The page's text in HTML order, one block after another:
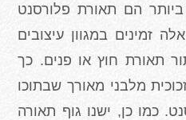
הם תאורת פלורסנט
זמינים במגוון עיצובים
תאורת חוץ או פנים. כך
מלבני מאורך שבתוכו
כמו כן, ישנו גוף תאורה